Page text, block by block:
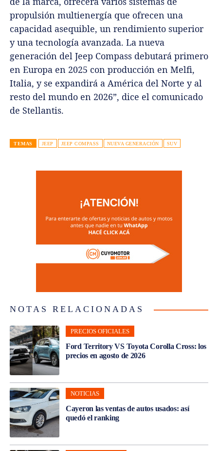
propulsión multienergía que ofrecen una
capacidad asequible, un rendimiento superior
y una tecnología avanzada. La nueva
generación del Jeep Compass debutará primero
en Europa en 2025 con producción en Melfi,
Italia, y se expandirá a América del Norte y al
resto del mundo en 2026”, dice el comunicado
de Stellantis.
TEMAS JEEP JEEP COMPASS NUEVA GENERACIÓN SUV
NOTAS RELACIONADAS
PRECIOS OFICIALES
Ford Territory VS Toyota Corolla Cross: los
precios en agosto de 2026
NOTICIAS
Cayeron las ventas de autos usados: así
quedó el ranking